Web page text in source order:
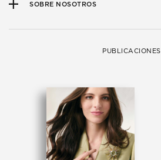
SOBRE NOSOTROS
PUBLICACIONES